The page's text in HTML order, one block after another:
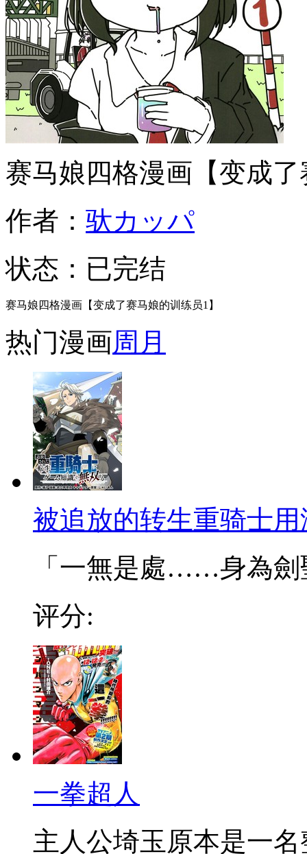
赛马娘四格漫画【变成
作者： 驮カッパ
状态： 已完结
赛马娘四格漫画【变成了赛马娘的训练员1】
热门漫画周 月
被追放的转生重骑士
「一無是處……身為劍
评分:
一拳超人
主人公埼玉原本是一名